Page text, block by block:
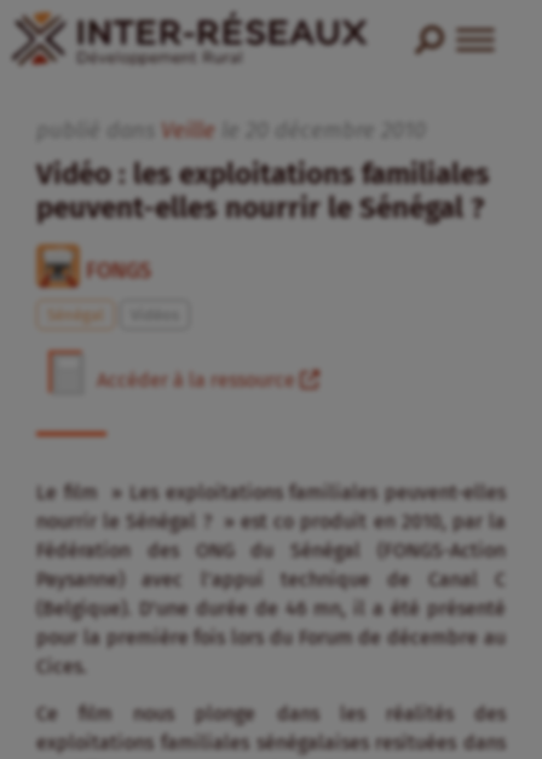
Veille
Vidéo : les exploitations familiales
peuvent-elles nourrir le Sénégal ?
FONGS
Sénégal
Accéder à la ressource
Le film » Les exploitations familiales peuvent-elles
nourrir le Sénégal ? » est co produit en 2010, par la
Fédération des ONG du Sénégal (FONGS-Action
Paysanne) avec l’appui technique de Canal C
(Belgique). D’une durée de 46 mn, il a été présenté
pour la première fois lors du Forum de décembre au
Cices.
Ce film nous plonge dans les réalités des
exploitations familiales sénégalaises resituées dans